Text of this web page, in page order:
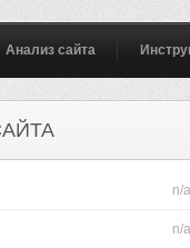
Анализ сайта
n/a
n/a